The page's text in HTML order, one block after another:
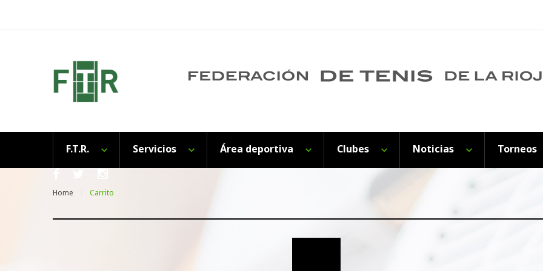
F.T.R. Servicios Área deportiva Clubes Noticias Torneos
Home Carrito